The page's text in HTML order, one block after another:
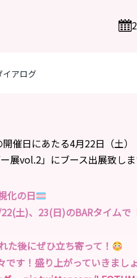
イアログ
催日にあたる4月22日（土
展vol.2」にブース出展致しま
化の日
土)、23(日)のBARタイムで
た後にぜひ立ち寄って！
です！盛り上がっていきましょ